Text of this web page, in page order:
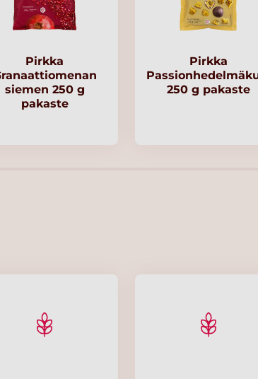
Pirkka
siemen 250 g
pakaste
Pirkka
250 g pakaste